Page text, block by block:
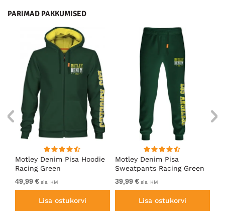
PARIMAD PAKKUMISED
Motley Denim Pisa Hoodie
Racing Green
49,99 € sis. KM
Lisa ostukorvi
Motley Denim Pisa
Sweatpants Racing Green
39,99 € sis. KM
Lisa ostukorvi